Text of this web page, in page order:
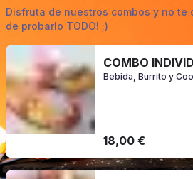
Disfruta de nuestros combos y no te
de probarlo TODO! ;)
COMBO
Bebida, Burrito y
18,00 €